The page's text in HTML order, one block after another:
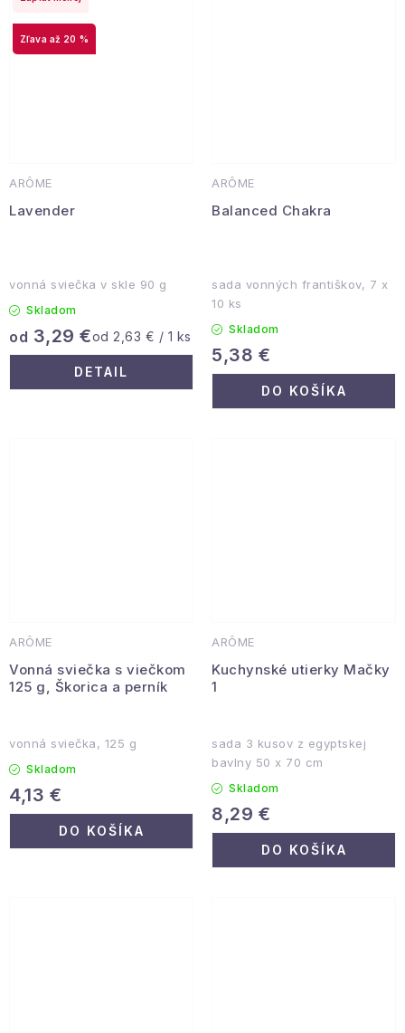
ARÔME
Lavender
až 20 %
vonná sviečka v skle 90 g
Skladom
od 3,29 €Jednotková
cena:
od 2,63 € / 1 ks
DETAIL
ARÔME
Balanced Chakra
sada vonných františkov, 7 x
10 ks
Skladom
5,38 €
DO KOŠÍKA
ARÔME
Vonná sviečka s viečkom
125 g, Škorica a perník
vonná sviečka, 125 g
Skladom
4,13 €
DO KOŠÍKA
ARÔME
Kuchynské utierky Mačky
1
sada 3 kusov z egyptskej
bavlny 50 x 70 cm
Skladom
8,29 €
DO KOŠÍKA